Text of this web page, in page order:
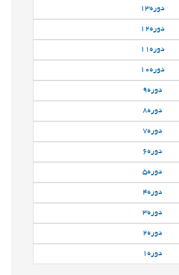
دوره13
دوره12
دوره11
دوره10
دوره9
دوره8
دوره7
دوره6
دوره5
دوره4
دوره3
دوره2
دوره1